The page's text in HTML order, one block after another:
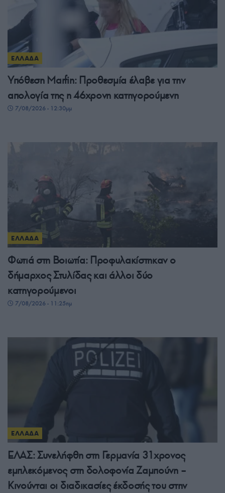
ΕΛΛΑΔΑ
Υπόθεση Marfin: Προθεσμία έλαβε για την
απολογία της η 46χρονη κατηγορούμενη
7/08/2026 - 12:30μμ
ΕΛΛΑΔΑ
Φωτιά στη Βοιωτία: Προφυλακίστηκαν ο
δήμαρχος Στυλίδας και άλλοι δύο
κατηγορούμενοι
7/08/2026 - 11:25πμ
ΕΛΛΑΔΑ
ΕΛΑΣ: Συνελήφθη στη Γερμανία 31χρονος
εμπλεκόμενος στη δολοφονία Ζαμπούνη –
Κινούνται οι διαδικασίες έκδοσής του στην